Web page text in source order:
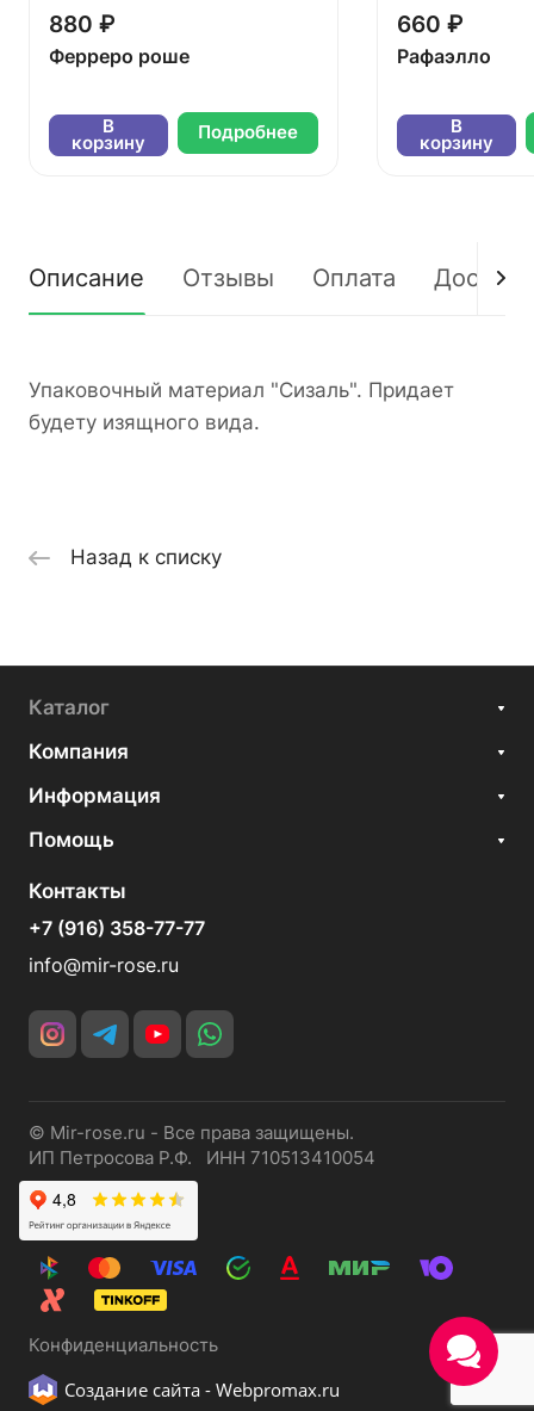
880 ₽
Ферреро роше
В
корзину Подробнее
660 ₽
Рафаэлло
В
корзину
Описание Отзывы Оплата
Упаковочный материал "Сизаль". Придает
будету изящного вида.
Назад к списку
Каталог
Компания
Информация
Помощь
Контакты
+7 (916) 358-77-77
info@mir-rose.ru
© Mir-rose.ru - Все права защищены.
ИП Петросова Р.Ф. ИНН 710513410054
Конфиденциальность
Создание сайта - Webpromax.ru